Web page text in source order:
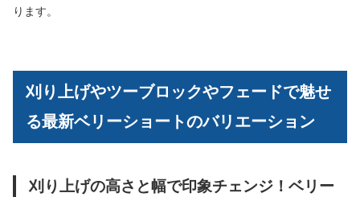
ります。
刈り上げやツーブロックやフェードで魅せ
る最新ベリーショートのバリエーション
刈り上げの高さと幅で印象チェンジ！ベリー